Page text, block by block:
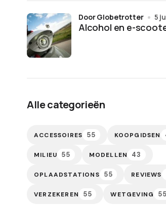
Alcohol en e-
door Globetrotter 5
Alle categorieën
ACCESSOIRES 55 KOOPGIDSEN
MILIEU 55 MODELLEN 43
OPLAADSTATIONS 55 REVIEWS
VERZEKEREN 55 WETGEVING 55